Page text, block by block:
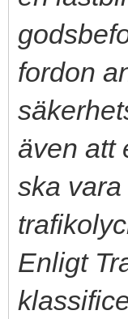
fordon
även att
ska
Enligt